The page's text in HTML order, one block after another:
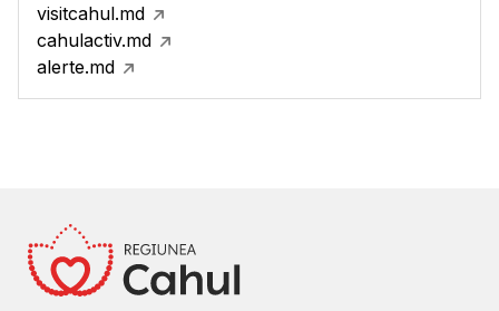
visitcahul.md
cahulactiv.md
alerte.md